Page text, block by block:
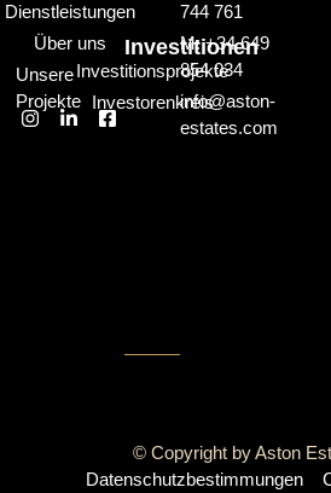
Dienstleistungen
Über uns
Unsere
Projekte
Investitionen
Investitionsprojekte
Investorenkreis
744 761
M: +34 649
854 034
info@aston-
estates.com
© Copyright by Aston
Datenschutzbestimmungen